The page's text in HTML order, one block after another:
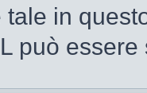
tale in
può